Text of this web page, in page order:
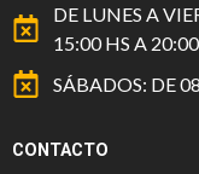
DE LUNES A
15:00 HS A 20:00
SÁBADOS: DE
CONTACTO